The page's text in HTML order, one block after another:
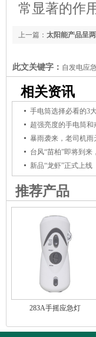
常显著的作用
上一篇： 太阳能产品呈
此文关键字： 自发电应
机、太阳能发电手电筒
急救灾方案和产品提供商
相关资讯
手电筒选择必看的3
超强亮度的手电筒
新品“龙虾”正式上线
推荐产品
283A手摇应急灯